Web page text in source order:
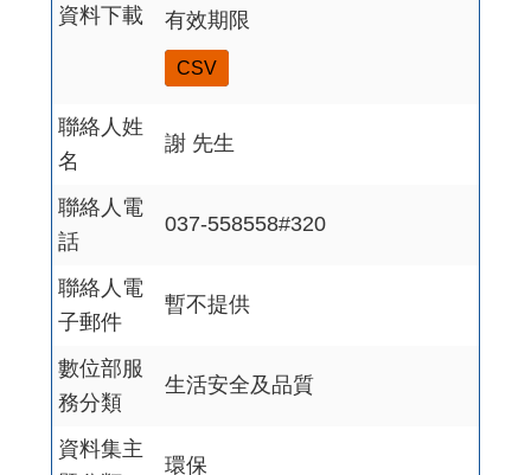
資料下載
有效期限
CSV
聯絡人姓
名
謝 先生
聯絡人電
話
037-558558#320
聯絡人電
子郵件
暫不提供
數位部服
務分類
生活安全及品質
資料集主
環保